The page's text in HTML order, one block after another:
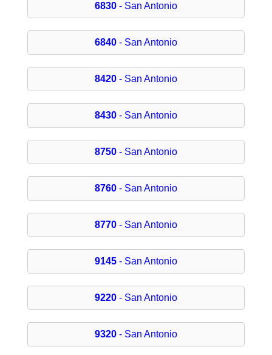
6830- San Antonio
6840- San Antonio
8420- San Antonio
8430- San Antonio
8750- San Antonio
8760- San Antonio
8770- San Antonio
9145- San Antonio
9220- San Antonio
9320- San Antonio